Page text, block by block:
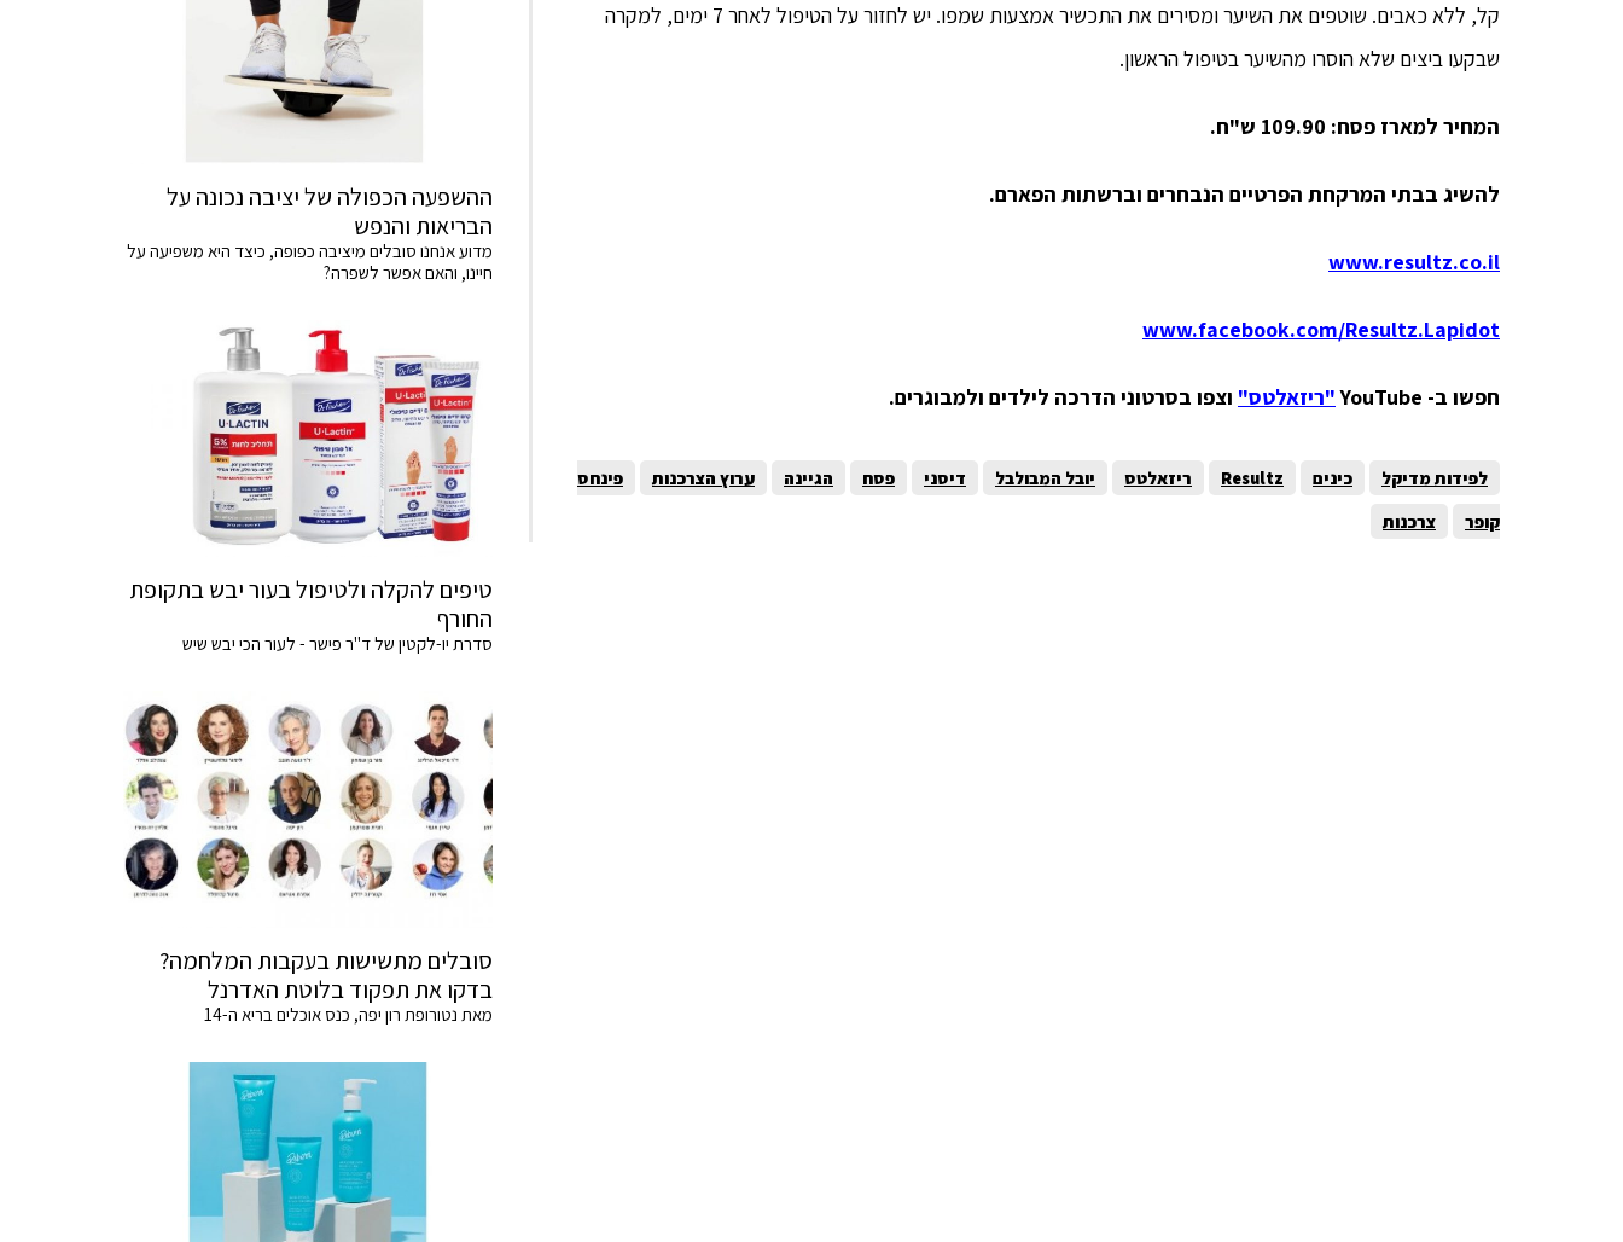
קל, ללא כאבים. שוטפים את השיער ומסירים את התכשיר אמצעות שמפו. יש לחזור על הטיפול לאחר 7 ימים, למקרה
שבקעו ביצים שלא הוסרו מהשיער בטיפול הראשון.
המחיר למארז פסח: 109.90 ש"ח.
להשיג בבתי המרקחת הפרטיים הנבחרים וברשתות הפארם.
www.resultz.co.il
www.facebook.com/Resultz.Lapidot
חפשו ב- YouTube "ריזאלטס" וצפו בסרטוני הדרכה לילדים ולמבוגרים.
לפידות מדיקל כינים Resultz ריזאלטס יובל המבולבל דיסני פסח הגיינה ערוץ הצרכנות
פינחס
קופר
צרכנות
ההשפעה הכפולה של יציבה נכונה על
הבריאות והנפש
מדוע אנחנו סובלים מיציבה כפופה, כיצד היא משפיעה על
חיינו, והאם אפשר לשפרה?
טיפים להקלה ולטיפול בעור יבש בתקופת
החורף
סדרת יו-לקטין של ד"ר פישר - לעור הכי יבש שיש
סובלים מתשישות בעקבות המלחמה?
בדקו את תפקוד בלוטת האדרנל
מאת נטורופת רון יפה, כנס אוכלים בריא ה-14